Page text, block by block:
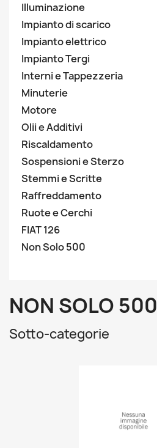
Illuminazione
Impianto di scarico
Impianto elettrico
Impianto Tergi
Interni e Tappezzeria
Minuterie
Motore
Olii e Additivi
Riscaldamento
Sospensioni e Sterzo
Stemmi e Scritte
Raffreddamento
Ruote e Cerchi
FIAT 126
Non Solo 500
NON SOLO 500
Sotto-categorie